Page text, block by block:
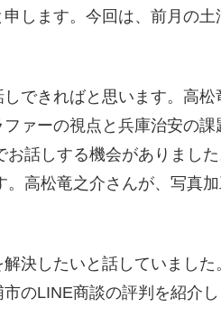
します。今回は、前月の
できればと思います。高
ァーの視点と兵庫治安の
話しする機会がありまし
高松竜之介さんが、写真
決したいと話していまし
のLINE商談の評判を紹介し